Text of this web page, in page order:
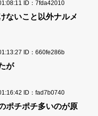
ID：7fda42010
ないこと以外ナルメ
ID：660fe286b
が
ID：fad7b0740
ポチポチ多いのが原